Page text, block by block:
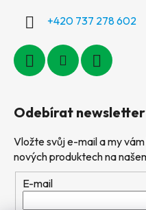
+420 737 278 602
Odebírat newsletter
Vložte svůj e-mail a my
nových produktech na
E-mail